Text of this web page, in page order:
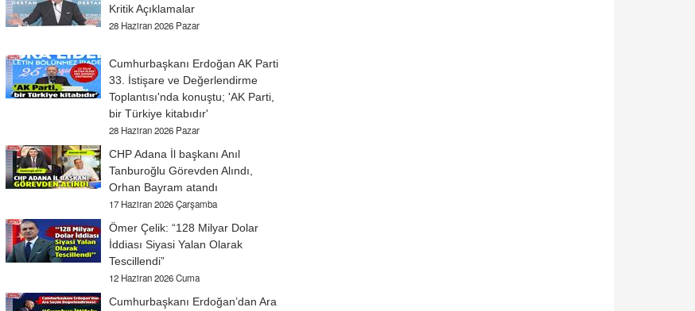
Kritik Açıklamalar
28 Haziran 2026 Pazar
Cumhurbaşkanı Erdoğan AK Parti
33. İstişare ve Değerlendirme
Toplantısı'nda konuştu; 'AK Parti,
bir Türkiye kitabıdır'
28 Haziran 2026 Pazar
CHP Adana İl başkanı Anıl
Tanburoğlu Görevden Alındı,
Orhan Bayram atandı
17 Haziran 2026 Çarşamba
Ömer Çelik: “128 Milyar Dolar
İddiası Siyasi Yalan Olarak
Tescillendi”
12 Haziran 2026 Cuma
Cumhurbaşkanı Erdoğan’dan Ara